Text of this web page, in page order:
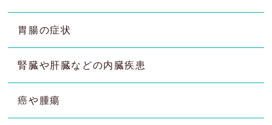
胃腸の症状
腎臓や肝臓などの内臓疾患
癌や腫瘍